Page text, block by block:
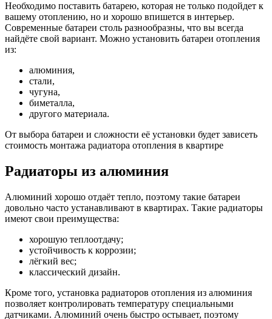
Необходимо поставить батарею, которая не только подойдет к
вашему отоплению, но и хорошо впишется в интерьер.
Современные батареи столь разнообразны, что вы всегда
найдёте свой вариант. Можно установить батареи отопления
из:
алюминия,
стали,
чугуна,
биметалла,
другого материала.
От выбора батареи и сложности её установки будет зависеть
стоимость монтажа радиатора отопления в квартире
Радиаторы из алюминия
Алюминий хорошо отдаёт тепло, поэтому такие батареи
довольно часто устанавливают в квартирах. Такие радиаторы
имеют свои преимущества:
хорошую теплоотдачу;
устойчивость к коррозии;
лёгкий вес;
классический дизайн.
Кроме того, установка радиаторов отопления из алюминия
позволяет контролировать температуру специальными
датчиками. Алюминий очень быстро остывает, поэтому